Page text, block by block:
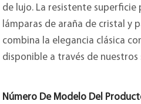
de lujo. La resistente
lámparas de araña de cristal y
combina la elegancia clásica
disponible a través de nuestros
Número De Modelo Del